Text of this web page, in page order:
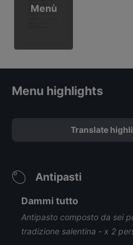
Menù
Menu highlights
Translate
Antipasti
Dammi tutto
Antipasto composto da sei
tradizione salentina - x 2